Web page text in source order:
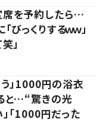
を予約したら…
っくりするｗｗ」
」
う」1000円の浴衣
と…“驚きの光
「1000円だった